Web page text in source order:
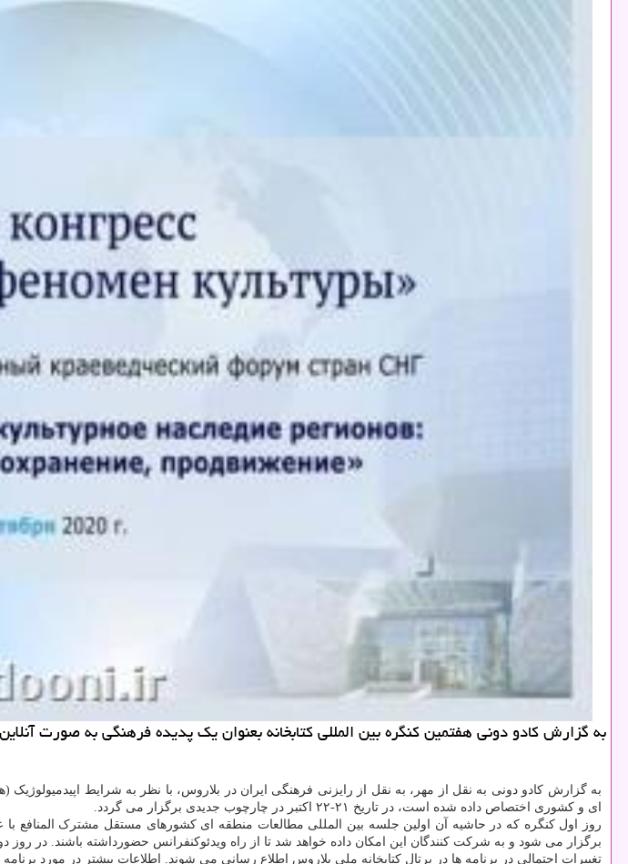
به گزارش كادو دونی هفتمین كنگره بین المللی كتابخانه بعنوان یك پدیده فرهنگی به صورت
به گزارش کادو دونی به نقل از مهر، به نقل از رایزنی فرهنگی ایران در بلاروس، با نظر به شرایط
ای و کشوری اختصاص داده شده است، در تاریخ ۲۱-۲۲ اکتبر در چارچوب جدیدی برگزار می گردد.
روز اول کنگره که در حاشیه آن اولین جلسه بین المللی مطالعات منطقه ای کشورهای مستقل مشترک المنافع
برگزار می شود و به شرکت کنندگان این امکان داده خواهد شد تا از راه ویدئوکنفرانس حضورداشته باشند. در روز
تغییرات احتمالی در برنامه ها در پرتال کتابخانه ملی بلاروس اطلاع رسانی می شوند. اطلاعات بیشتر در مورد